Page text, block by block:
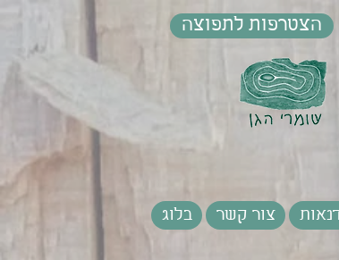
הצטרפות לתפוצה
צור קשר בלוג